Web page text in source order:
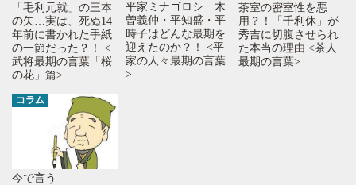
「毛利元就」の三本
の矢…実は、死ぬ14
年前に書かれた手紙
の一節だった？！ <
武将最期の言葉「桜
の花」篇>
平家ミナゴロシ…木
曽義仲・平知盛・平
時子はどんな最期を
迎えたのか？！ <平
家の人々最期の言葉
>
茶室の密室性を悪
用？！「千利休」が
秀吉に切腹させられ
た本当の理由 <茶人
最期の言葉>
コラム
今で言う